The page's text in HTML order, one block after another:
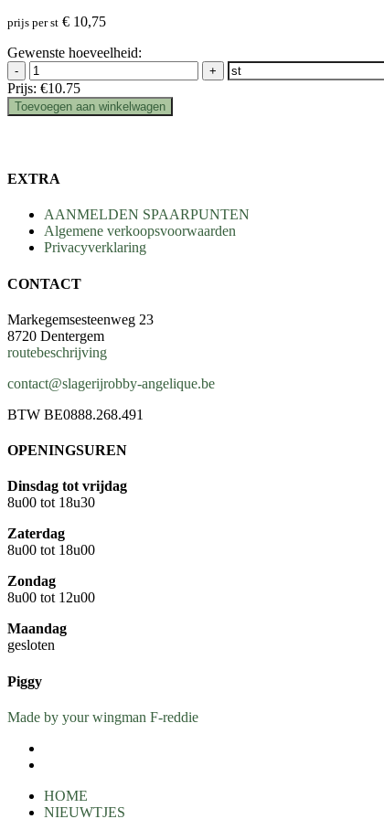
prijs per st € 10,75
Gewenste hoeveelheid:
- +
Prijs: €10.75
Toevoegen aan winkelwagen
EXTRA
AANMELDEN SPAARPUNTEN
Algemene verkoopsvoorwaarden
Privacyverklaring
CONTACT
Markegemsesteenweg 23
8720 Dentergem
routebeschrijving
contact@slagerijrobby-angelique.be
BTW BE0888.268.491
OPENINGSUREN
Dinsdag tot vrijdag
8u00 tot 18u30
Zaterdag
8u00 tot 18u00
Zondag
8u00 tot 12u00
Maandag
gesloten
Piggy
Made by your wingman F-reddie
Close
Menu
HOME
NIEUWTJES